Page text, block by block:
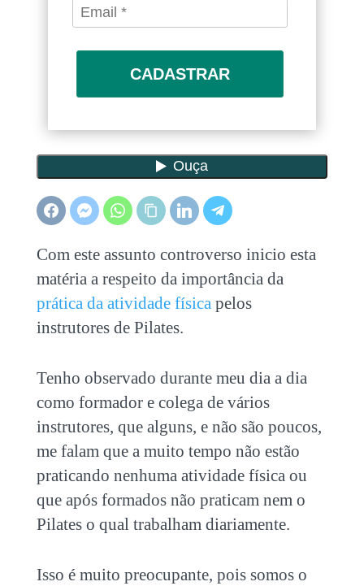
CADASTRAR
Com este assunto controverso inicio esta
matéria a respeito da importância da
prática da atividade físicapelos
instrutores de Pilates.
Tenho observado durante meu dia a dia
como formador e colega de vários
instrutores, que alguns, e não são poucos,
me falam que a muito tempo não estão
praticando nenhuma atividade física ou
que após formados não praticam nem o
Pilates o qual trabalham diariamente.
Isso é muito preocupante, pois somos o